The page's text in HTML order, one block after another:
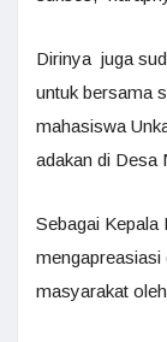
Dirinya juga
untuk bersama
mahasiswa
adakan di Desa
Sebagai Kepala
mengapreasiasi
masyarakat